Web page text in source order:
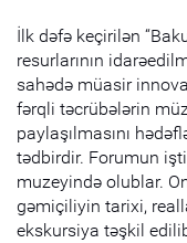
İlk dəfə keçirilən
resurlarının
sahədə müasir
fərqli təcrübələrin
paylaşılmasını
tədbirdir. Forumun
muzeyində olublar.
gəmiçiliyin tarixi,
ekskursiya təşkil